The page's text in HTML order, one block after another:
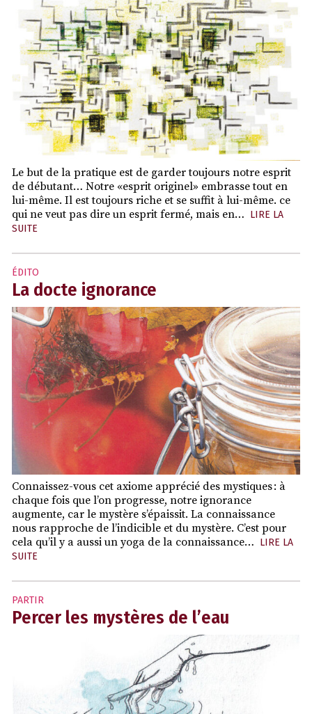
Le but de la pratique est de garder toujours notre esprit
de débutant… Notre «esprit originel» embrasse tout en
lui-même. Il est toujours riche et se suffit à lui-même. ce
qui ne veut pas dire un esprit fermé, mais en… LIRE LA
SUITE
ÉDITO
La docte ignorance
Connaissez-vous cet axiome apprécié des mystiques : à
chaque fois que l’on progresse, notre ignorance
augmente, car le mystère s’épaissit. La connaissance
nous rapproche de l’indicible et du mystère. C’est pour
cela qu’il y a aussi un yoga de la connaissance… LIRE LA
SUITE
PARTIR
Percer les mystères de l’eau